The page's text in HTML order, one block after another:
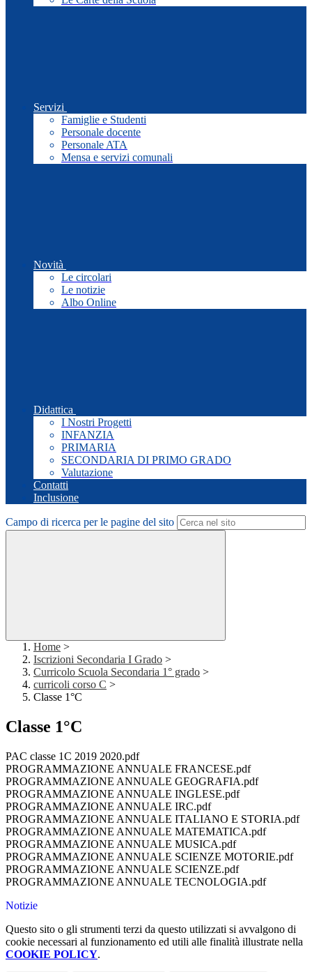
Servizi
Famiglie e Studenti
Personale docente
Personale ATA
Mensa e servizi comunali
Novità
Le circolari
Le notizie
Albo Online
Didattica
I Nostri Progetti
INFANZIA
PRIMARIA
SECONDARIA DI PRIMO GRADO
Valutazione
Contatti
Inclusione
Campo di ricerca per le pagine del sito
Home >
Iscrizioni Secondaria I Grado >
Curricolo Scuola Secondaria 1° grado >
curricoli corso C >
Classe 1°C
Classe 1°C
PAC classe 1C 2019 2020.pdf
PROGRAMMAZIONE ANNUALE FRANCESE.pdf
PROGRAMMAZIONE ANNUALE GEOGRAFIA.pdf
PROGRAMMAZIONE ANNUALE INGLESE.pdf
PROGRAMMAZIONE ANNUALE IRC.pdf
PROGRAMMAZIONE ANNUALE ITALIANO E STORIA.pdf
PROGRAMMAZIONE ANNUALE MATEMATICA.pdf
PROGRAMMAZIONE ANNUALE MUSICA.pdf
PROGRAMMAZIONE ANNUALE SCIENZE MOTORIE.pdf
PROGRAMMAZIONE ANNUALE SCIENZE.pdf
PROGRAMMAZIONE ANNUALE TECNOLOGIA.pdf
Notizie
Questo sito o gli strumenti terzi da questo utilizzati si avvalgono di
cookie necessari al funzionamento ed utili alle finalità illustrate nella
COOKIE POLICY.